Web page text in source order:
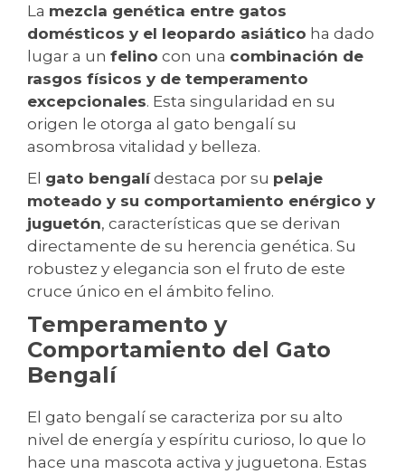
La mezcla genética entre gatos
domésticos y el leopardo asiático ha dado
lugar a un felino con una combinación de
rasgos físicos y de temperamento
excepcionales. Esta singularidad en su
origen le otorga al gato bengalí su
asombrosa vitalidad y belleza.
El gato bengalídestaca por su pelaje
moteado y su comportamiento enérgico y
juguetón, características que se derivan
directamente de su herencia genética. Su
robustez y elegancia son el fruto de este
cruce único en el ámbito felino.
Temperamento y
Comportamiento del Gato
Bengalí
El gato bengalí se caracteriza por su alto
nivel de energía y espíritu curioso, lo que lo
hace una mascota activa y juguetona. Estas